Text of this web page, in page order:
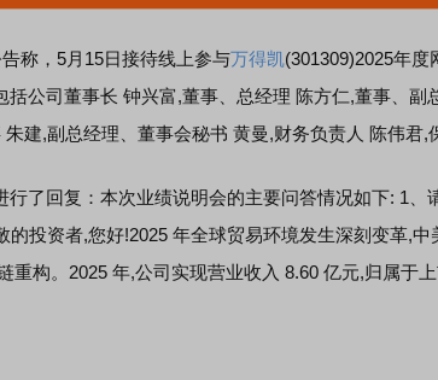
称， 5月15日接待线上参与万得凯(301309)2025年
括公司董事长 钟兴富,董事、总经理 陈方仁,董事、副
建,副总经理、董事会秘书 黄曼,财务负责人 陈伟君,
了回复： 本次业绩说明会的主要问答情况如下: 1、
的投资者,您好!2025 年全球贸易环境发生深刻变革,
重构。2025 年,公司实现营业收入 8.60 亿元,归属于
识通识：从基础认知到特色品种 了解北交所知